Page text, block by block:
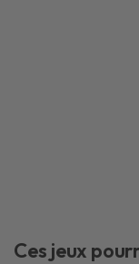
Ces jeux